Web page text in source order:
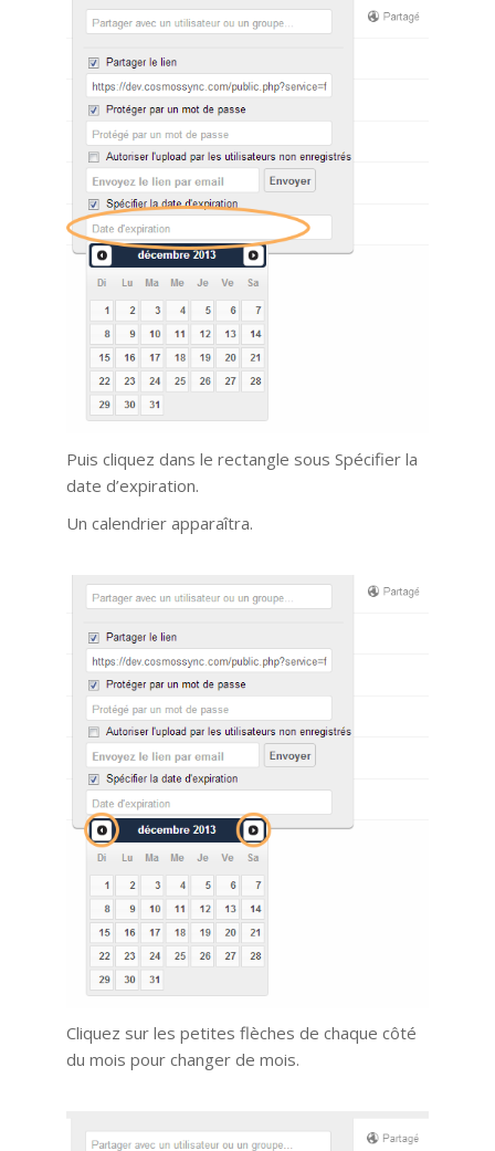
Puis cliquez dans le rectangle sous Spécifier la
date d’expiration.
Un calendrier apparaîtra.
Cliquez sur les petites flèches de chaque côté
du mois pour changer de mois.